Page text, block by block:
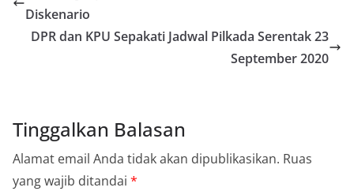
Diskenario
DPR dan KPU Sepakati Jadwal Pilkada Serentak 23
September 2020
Tinggalkan Balasan
Alamat email Anda tidak akan dipublikasikan. Ruas
yang wajib ditandai *